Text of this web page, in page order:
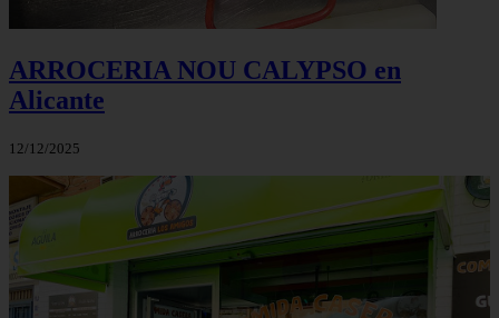
ARROCERIA NOU CALYPSO en
Alicante
12/12/2025